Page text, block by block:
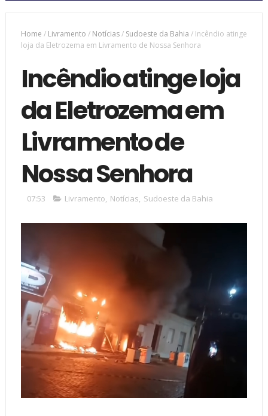
Home / Livramento / Notícias/ Sudoeste da Bahia / Incêndio atinge
loja da Eletrozema em Livramento de Nossa Senhora
Incêndio atinge loja
da Eletrozema em
Livramento de
Nossa Senhora
07:53 Livramento, Notícias, Sudoeste da Bahia